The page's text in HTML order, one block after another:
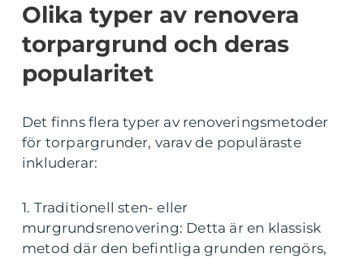
Olika typer av renovera
torpargrund och deras
popularitet
Det finns flera typer av renoveringsmetoder
för torpargrunder, varav de populäraste
inkluderar:
1. Traditionell sten- eller
murgrundsrenovering: Detta är en klassisk
metod där den befintliga grunden rengörs,